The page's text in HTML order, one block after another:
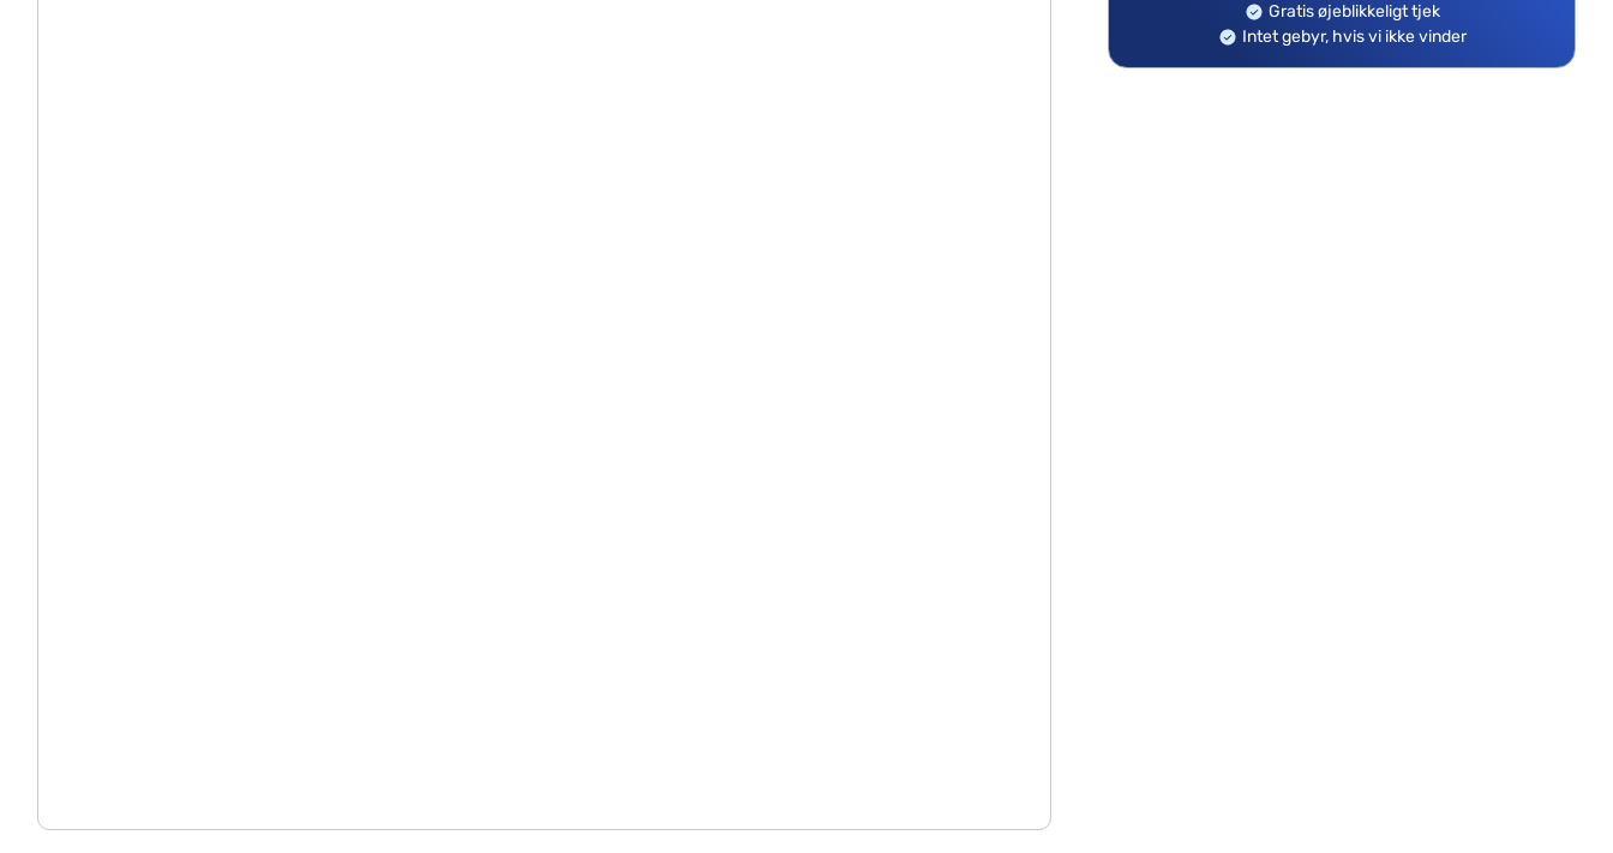
Gratis øjeblikkeligt tjek
Intet gebyr, hvis vi ikke vinder